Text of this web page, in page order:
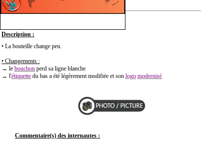
Description :
• La bouteille change peu.
• Changements :
→ le bouchon perd sa ligne blanche
→ l'étiquette du bas a été légèrement modifiée et son logo modernisé
Commentaire(s) des internautes :